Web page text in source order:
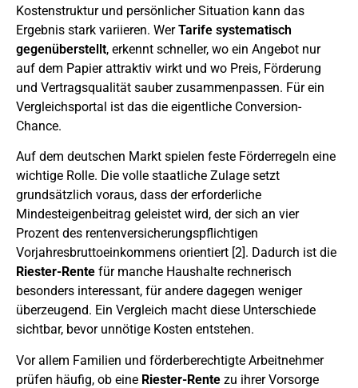
Kostenstruktur und persönlicher Situation kann das
Ergebnis stark variieren. WerTarife systematisch
gegenüberstellt, erkennt schneller, wo ein Angebot nur
auf dem Papier attraktiv wirkt und wo Preis, Förderung
und Vertragsqualität sauber zusammenpassen. Für ein
Vergleichsportal ist das die eigentliche Conversion-
Chance.
Auf dem deutschen Markt spielen feste Förderregeln eine
wichtige Rolle. Die volle staatliche Zulage setzt
grundsätzlich voraus, dass der erforderliche
Mindesteigenbeitrag geleistet wird, der sich an vier
Prozent des rentenversicherungspflichtigen
Vorjahresbruttoeinkommens orientiert [2]. Dadurch ist die
Riester-Rente für manche Haushalte rechnerisch
besonders interessant, für andere dagegen weniger
überzeugend. Ein Vergleich macht diese Unterschiede
sichtbar, bevor unnötige Kosten entstehen.
Vor allem Familien und förderberechtigte Arbeitnehmer
prüfen häufig, ob eine Riester-Rente zu ihrer Vorsorge